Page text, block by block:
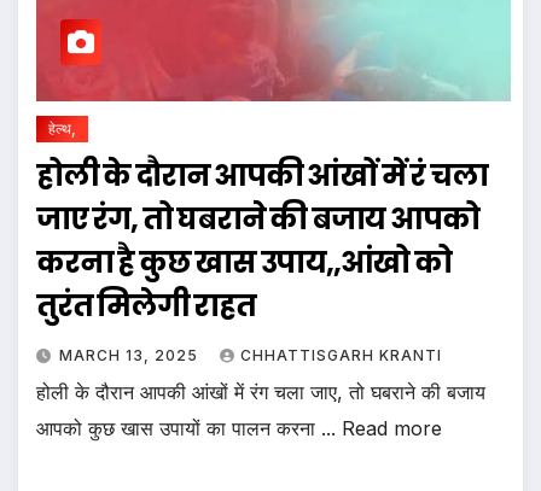
हेल्थ,
होली के दौरान आपकी आंखों में रं चला
जाए रंग, तो घबराने की बजाय आपको
करना है कुछ खास उपाय,,आंखो को
तुरंत मिलेगी राहत
MARCH 13, 2025 CHHATTISGARH KRANTI
होली के दौरान आपकी आंखों में रंग चला जाए, तो घबराने की बजाय
आपको कुछ खास उपायों का पालन करना ... Read more